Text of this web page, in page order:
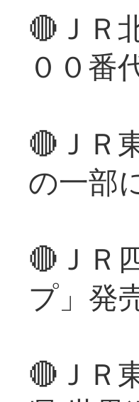
🔴ＪＲ
００番
🔴ＪＲ
の一部
🔴ＪＲ
プ」発
🔴ＪＲ